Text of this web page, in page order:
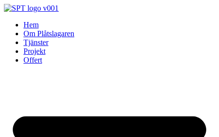
Skip
contentHem
Om Plåtslagaren
Tjänster
Projekt
Offert